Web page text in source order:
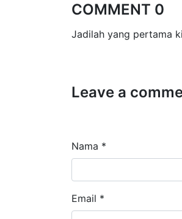
COMMENT 0
Jadilah yang pertama
Leave a
Nama *
Email *